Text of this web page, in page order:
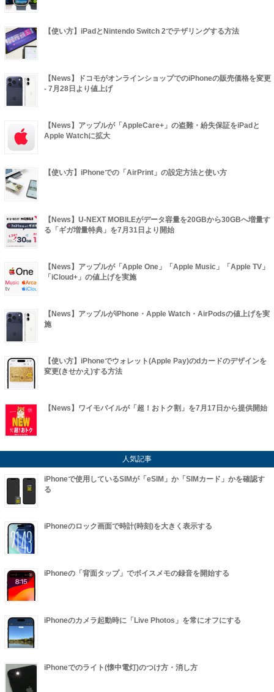
【使い方】iPadとNintendo Switch 2でテザリングする方法
【News】ドコモがオンラインショップでのiPhoneの販売価格を変更
- 7月28日より値上げ
【News】アップルが「AppleCare+」の盗難・紛失保証をiPadと
Apple Watchに拡大
【使い方】iPhoneでの「AirPrint」の設定方法と使い方
【News】U-NEXT MOBILEがデータ容量を20GBから30GBへ増量す
る「ギガ増量特典」を7月31日より開始
【News】アップルが「Apple One」「Apple Music」「Apple TV」
「iCloud+」の値上げを実施
【News】アップルがiPhone・Apple Watch・AirPodsの値上げを実
施
【使い方】iPhoneでウォレット(Apple Pay)のdカードのデザインを
変更(きせかえ)する方法
【News】ワイモバイルが「超！おトク割」を7月17日から提供開始
人気記事
iPhoneで使用しているSIMが「eSIM」か「SIMカード」かを確認す
る
iPhoneのロック画面で時計(時刻)を大きく表示する
iPhoneの「背面タップ」でボイスメモの録音を開始する
iPhoneのカメラ起動時に「Live Photos」を常にオフにする
iPhoneでのライト(懐中電灯)のつけ方・消し方